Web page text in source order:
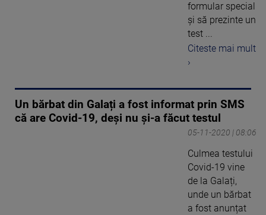
formular special
şi să prezinte un
test ...
Citeste mai mult
›
Un bărbat din Galați a fost informat prin SMS
că are Covid-19, deși nu și-a făcut testul
05-11-2020 | 08:06
Culmea testului
Covid-19 vine
de la Galați,
unde un bărbat
a fost anunțat